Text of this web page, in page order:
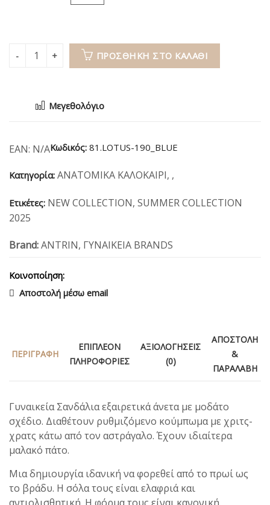
ΠΡΟΣΘΉΚΗ ΣΤΟ ΚΑΛΆΘΙ
Μεγεθολόγιο
EAN: N/AΚωδικός: 81.LOTUS-190_BLUE
Κατηγορία: ΑΝΑΤΟΜΙΚΑ ΚΑΛΟΚΑΙΡΙ, ,
Ετικέτες: NEW COLLECTION, SUMMER COLLECTION
2025
Brand:ANTRIN, ΓΥΝΑΙΚΕΙΑ BRANDS
Κοινοποίηση:
Αποστολή μέσω email
ΠΕΡΙΓΡΑΦΉ
ΕΠΙΠΛΈΟΝ
ΠΛΗΡΟΦΟΡΊΕΣ
ΑΞΙΟΛΟΓΉΣΕΙΣ
(0)
ΑΠΟΣΤΟΛΉ
&
ΠΑΡΑΛΑΒΉ
Γυναικεία Σανδάλια εξαιρετικά άνετα με μοδάτο
σχέδιο. Διαθέτουν ρυθμιζόμενο κούμπωμα με χριτς-
χρατς κάτω από τον αστράγαλο. Έχουν ιδιαίτερα
μαλακό πάτο.
Μια δημιουργία ιδανική να φορεθεί από το πρωί ως
το βράδυ. Η σόλα τους είναι ελαφριά και
αντιολισθητική. Η φόρμα τους είναι κανονική.